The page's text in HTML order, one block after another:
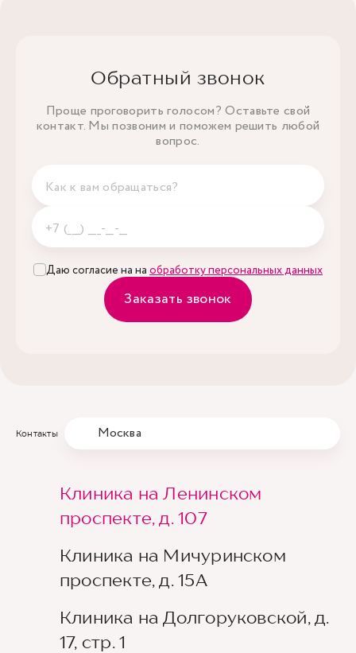
Обратный звонок
Проще проговорить голосом? Оставьте свой
контакт. Мы позвоним и поможем решить любой
вопрос.
Даю согласие на на обработку персональных данных
Заказать звонок
Контакты Москва
Клиника на Ленинском
проспекте, д. 107
Клиника на Мичуринском
проспекте, д. 15А
Клиника на Долгоруковской, д.
17, стр. 1